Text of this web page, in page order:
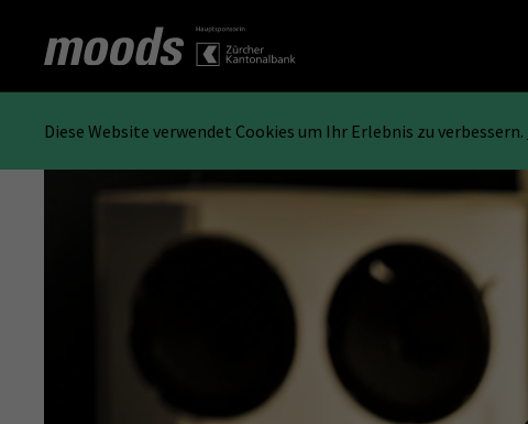
Diese Website verwendet Cookies um Ihr Erlebnis zu verbessern.